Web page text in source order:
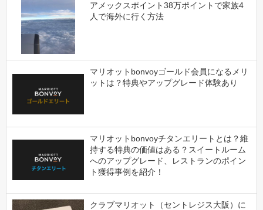
アメックスポイント38万ポイントで家族4
人で海外に行く方法
マリオットbonvoyゴールド会員になるメリ
ットは？特典やアップグレード体験あり
マリオットbonvoyチタンエリートとは？維
持する特典の価値はある？スイートルーム
へのアップグレード、レストランのポイン
ト獲得事例を紹介！
クラブマリオット（セントレジス大阪）に